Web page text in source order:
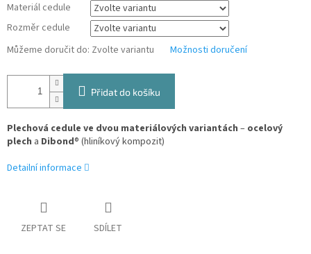
Materiál cedule
Rozměr cedule
Můžeme doručit do: Zvolte variantu Možnosti doručení
Přidat do košíku
Plechová cedule ve dvou materiálových variantách – ocelový
plech a Dibond® (hliníkový kompozit)
Detailní informace
ZEPTAT SE SDÍLET